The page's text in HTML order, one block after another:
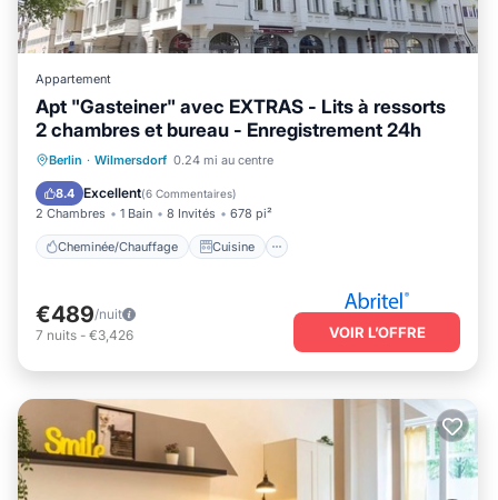
Appartement
Apt "Gasteiner" avec EXTRAS - Lits à ressorts
2 chambres et bureau - Enregistrement 24h
Berlin · Wilmersdorf 0.24 mi au centre
8.4 Excellent(6 Commentaires)
2 Chambres 1 Bain 8 Invités 678 pi²
Cheminée/Chauffage Cuisine
Cheminée/Chauffage
Cuisine
Parking
Internet
€489/nuit
7 nuits - €3,426 VOIR L’OFFRE